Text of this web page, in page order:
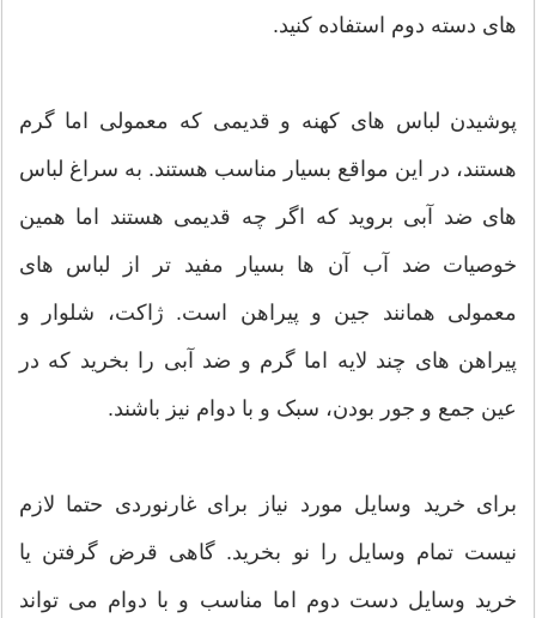
های دسته دوم استفاده کنید.
پوشیدن لباس های کهنه و قدیمی که معمولی اما گرم
هستند، در این مواقع بسیار مناسب هستند. به سراغ لباس
های ضد آبی بروید که اگر چه قدیمی هستند اما همین
خوصیات ضد آب آن ها بسیار مفید تر از لباس های
معمولی همانند جین و پیراهن است. ژاکت، شلوار و
پیراهن های چند لایه اما گرم و ضد آبی را بخرید که در
عین جمع و جور بودن، سبک و با دوام نیز باشند.
برای خرید وسایل مورد نیاز برای غارنوردی حتما لازم
نیست تمام وسایل را نو بخرید. گاهی قرض گرفتن یا
خرید وسایل دست دوم اما مناسب و با دوام می تواند